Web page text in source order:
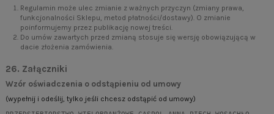
Regulamin może ulec zmianie z ważnych przyczyn (zmiany prawa,
funkcjonalności Sklepu, metod płatności/dostawy). O zmianie
poinformujemy przez publikację nowej treści.
Do umów zawartych przed zmianą stosuje się wersję obowiązującą w
dacie złożenia zamówienia.
26. Załączniki
Wzór oświadczenia o odstąpieniu od umowy
(wypełnij i odeślij, tylko jeśli chcesz odstąpić od umowy)